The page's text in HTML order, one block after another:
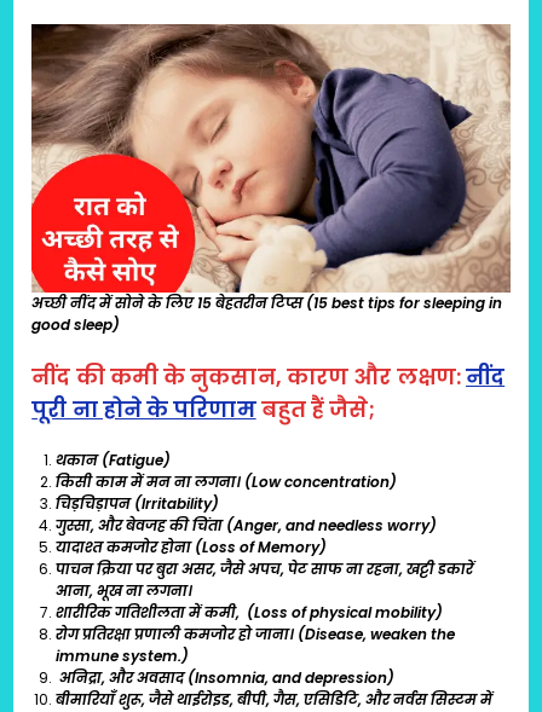
अच्छी नींद में सोने के लिए 15 बेहतरीन टिप्स (15 best tips for sleeping in
good sleep)
नींद की कमी के नुकसान, कारण और लक्षण:नींद
पूरी ना होने के परिणामबहुत हैं जैसे;
थकान (Fatigue)
किसी काम में मन ना लगना। (Low concentration)
चिड़चिड़ापन (Irritability)
गुस्सा, और बेवजह की चिंता (Anger, and needless worry)
यादाश्त कमजोर होना (Loss of Memory)
पाचन क्रिया पर बुरा असर, जैसे अपच, पेट साफ ना रहना, खट्टी डकारें
आना, भूख ना लगना।
शारीरिक गतिशीलता में कमी, (Loss of physical mobility)
रोग प्रतिरक्षा प्रणाली कमजोर हो जाना। (Disease, weaken the
immune system.)
अनिद्रा, और अवसाद (Insomnia, and depression)
बीमारियाँ शुरू, जैसे थाईरोइड, बीपी, गैस, एसिडिटि, और नर्वस सिस्टम में